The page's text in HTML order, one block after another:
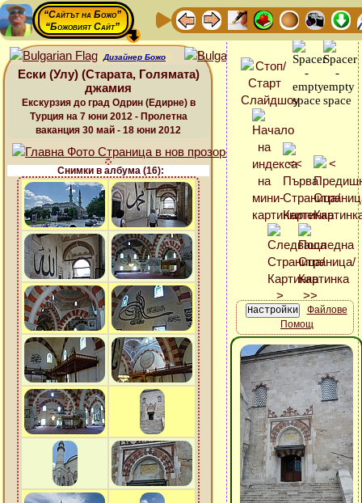
“Сайтът на Божо”
“Божовият Сайт”
Дизайнер Божо
Ески (Улу) (Старата, Голямата)
джамия
Екскурзия до град Одрин (Едирне) в
Турция на 7 юни 2012 - Пролетна
ваканция 30 май - 18 юни 2012
Снимки в албума (16):
Файлове
Помощ